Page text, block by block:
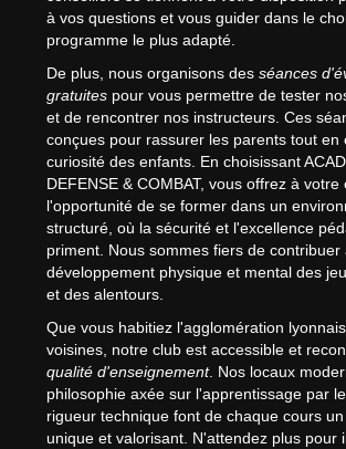
à vos questions et vous guider dans le
programme le plus adapté.
De plus, nous organisons desséances
gratuites pour vous permettre de tester
et de rencontrer nos instructeurs. Ces
conçues pour rassurer les parents tout en
curiosité des enfants. En choisissant
DEFENSE & COMBAT, vous offrez à votre
l'opportunité de se former dans un
structuré, où la sécurité et l'excellence
priment. Nous sommes fiers de contribuer
développement physique et mental des
et des alentours.
Que vous habitiez l'agglomération
voisines, notre club est accessible et
qualité d'enseignement. Nos locaux
philosophie axée sur l'apprentissage par
rigueur technique font de chaque cours
unique et valorisant. N'attendez plus pour